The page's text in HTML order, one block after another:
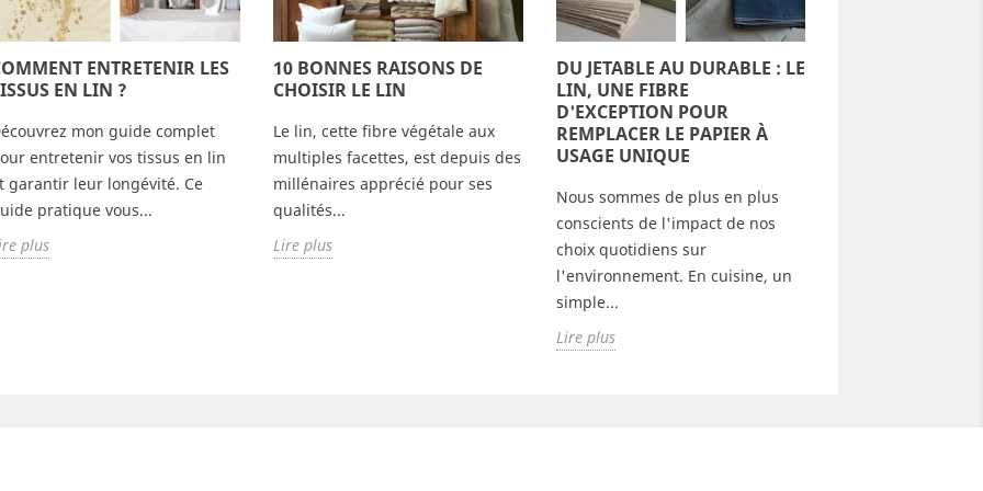
ENTRETENIR LES
EN LIN ?
mon guide complet
entretenir vos tissus en lin
garantir leur longévité. Ce
pratique vous...
plus
10 BONNES RAISONS DE
CHOISIR LE LIN
Le lin, cette fibre végétale aux
multiples facettes, est depuis des
millénaires apprécié pour ses
qualités...
Lire plus
DU JETABLE AU DURABLE : LE
LIN, UNE FIBRE
D'EXCEPTION POUR
REMPLACER LE PAPIER À
USAGE UNIQUE
Nous sommes de plus en plus
conscients de l'impact de nos
choix quotidiens sur
l'environnement. En cuisine, un
simple...
Lire plus